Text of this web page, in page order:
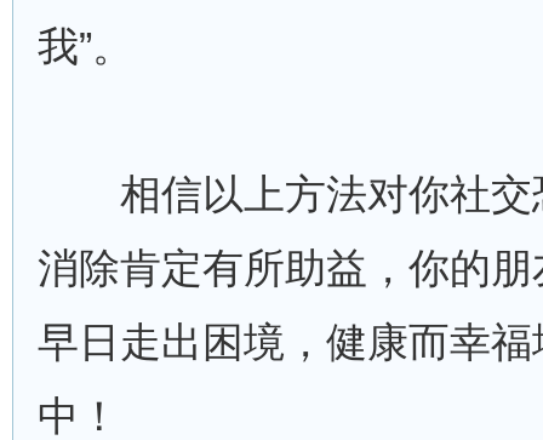
我”。
相信以上方法对你社交
消除肯定有所助益，你的
早日走出困境，健康而幸
中！